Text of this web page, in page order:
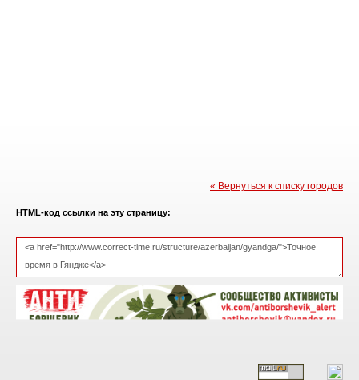
« Вернуться к списку городов
HTML-код ссылки на эту страницу: